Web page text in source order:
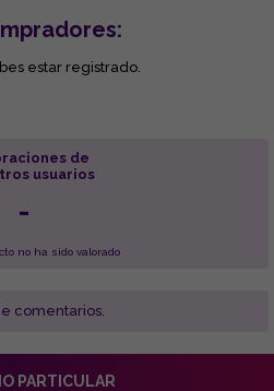
estar registrado.
de
usuarios
-
no ha sido valorado
comentarios.
PARTICULAR